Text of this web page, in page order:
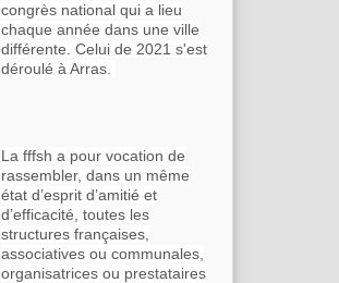
congrès national qui a lieu
chaque année dans une ville
différente. Celui de 2021 s'est
déroulé à Arras.
La fffsh a pour vocation de
rassembler, dans un même
état d’esprit d’amitié et
d’efficacité, toutes les
structures françaises,
associatives ou communales,
organisatrices ou prestataires